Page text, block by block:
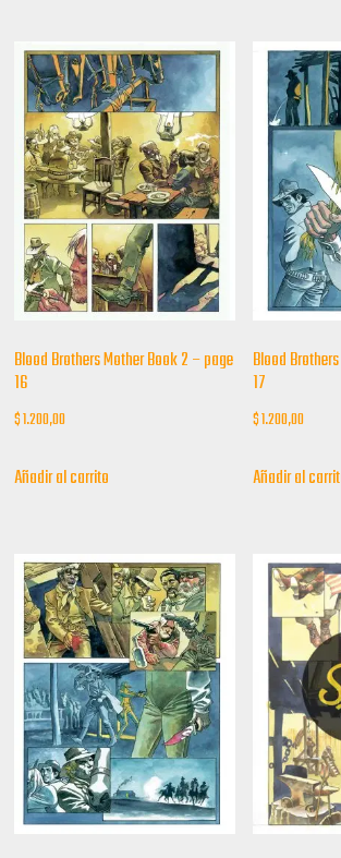
Blood Brothers Mother Book 2 – page
16
$1.200,00
Añadir al carrito
Blood
17
$1.200,00
Añadir al